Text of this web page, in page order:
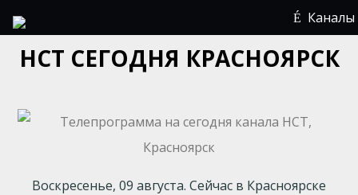
Каналы
НСТ СЕГОДНЯ КРАСНОЯРСК
Воскресенье, 09 августа. Сейчас в Красноярске